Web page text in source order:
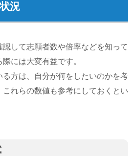
況
して志願者数や倍率などを知って
には大変有益です。
方は、自分が何をしたいのかを考
これらの数値も参考にしておくとい